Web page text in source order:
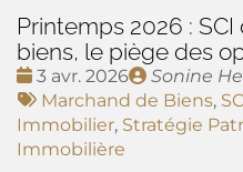
Printemps 2026 :
biens, le piège des
Date
:
3 avr. 2026
Publié
par
Sonine
Tags
:
Marchand de Biens,
Immobilier, Stratégie
Immobilière